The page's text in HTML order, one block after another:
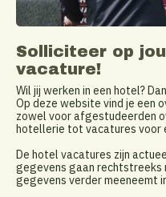
Solliciteer op
vacature!
Wil jij werken in een hotel?
Op deze website vind je een
zowel voor afgestudeerden
hotellerie tot vacatures voor
De hotel vacatures zijn
gegevens gaan rechtstreeks
gegevens verder meeneemt